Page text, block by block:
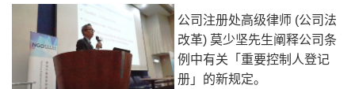
公司注册处高级律师 (公司法
改革) 莫少坚先生阐释公司条
例中有关 「 重要控制人登记
册 」的新规定。